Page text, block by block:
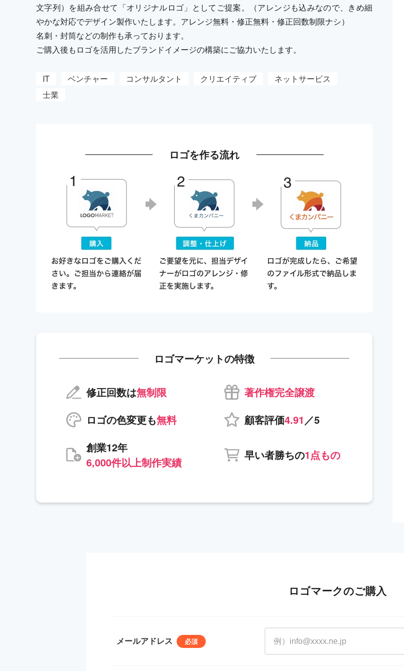
文字列）を組み合せて「オリジナルロゴ」としてご提案。（アレンジも込みなので、きめ細
やかな対応でデザイン製作いたします。アレンジ無料・修正無料・修正回数制限ナシ）
名刺・封筒などの制作も承っております。
ご購入後もロゴを活用したブランドイメージの構築にご協力いたします。
IT ベンチャー コンサルタント クリエイティブ
ネットサービス
士業
ロゴを作る流れ
ロゴマーケットの特徴
修正回数は無制限
著作権完全譲渡
ロゴの色変更も無料 顧客評価4.91 ／5
創業12年
6,000件以上制作実績
早い者勝ちの1点もの
ロゴマークのご購入
メールアドレス